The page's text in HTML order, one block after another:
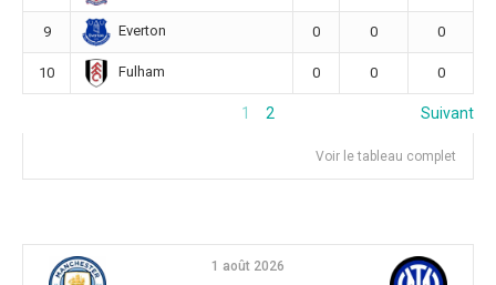
9 Everton 0 0 0
10 Fulham 0 0 0
1 2 Suivant
Voir le tableau complet
1 août 2026